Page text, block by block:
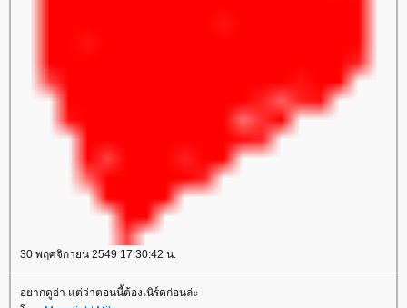
30 พฤศจิกายน 2549 17:30:42 น.
อยากดูอ่า แต่ว่าตอนนี้ต้องเนิร์ดก่อนล่ะ